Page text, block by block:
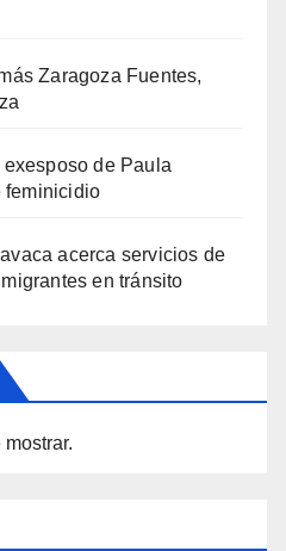
Zaragoza Fuentes,
de Paula
feminicidio
acerca servicios de
en tránsito